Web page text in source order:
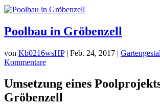
Poolbau in Gröbenzell
von Kb0216wsHP| Feb. 24, 2017 |
Kommentare
Umsetzung eines
Gröbenzell